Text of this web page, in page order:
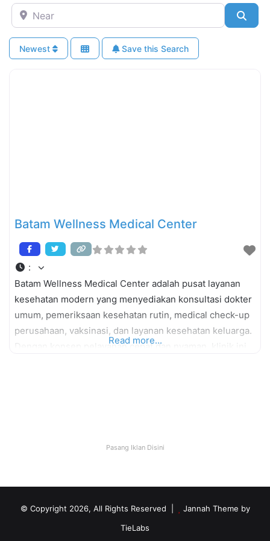
Near
Newest Save this Search
Batam Wellness Medical Center
:
Batam Wellness Medical Center adalah pusat layanan
kesehatan modern yang menyediakan konsultasi dokter
umum, pemeriksaan kesehatan rutin, medical check-up
perusahaan, vaksinasi, dan layanan kesehatan keluarga.
Dengan konsep pelayanan cepat dan nyaman, klinik ini
Read more...
Pasang Iklan Disini
© Copyright 2026, All Rights Reserved |
Jannah Theme by
TieLabs